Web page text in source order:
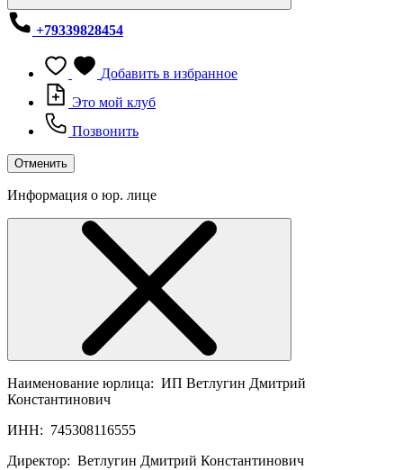
+79339828454
Добавить в избранное
Это мой клуб
Позвонить
Отменить
Информация о юр. лице
Наименование юрлица: ИП Ветлугин Дмитрий
Константинович
ИНН: 745308116555
Директор: Ветлугин Дмитрий Константинович